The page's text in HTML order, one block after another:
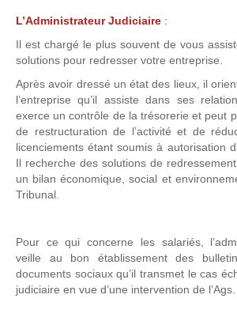
L’Administrateur Judiciaire :
Il est chargé le plus souvent de vous
solutions pour redresser votre entreprise.
Après avoir dressé un état des lieux, il
l’entreprise qu’il assiste dans ses
exerce un contrôle de la trésorerie et peut
de restructuration de l’activité et de
licenciements étant soumis à autorisation
Il recherche des solutions de
un bilan économique, social et
Tribunal.
Pour ce qui concerne les salariés,
veille au bon établissement des
documents sociaux qu’il transmet le cas
judiciaire en vue d’une intervention de l’Ags.